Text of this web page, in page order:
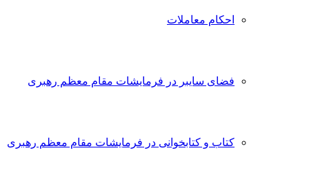
احکام معاملات
فضای سایبر در فرمایشات مقام معظم رهبری
کتاب و کتابخوانی در فرمایشات مقام معظم رهبری